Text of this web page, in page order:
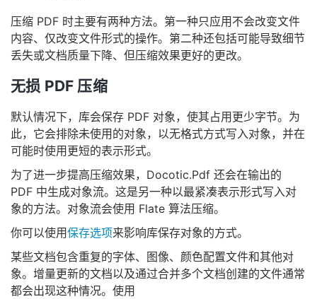
压缩 PDF 时主要有两种方法。第一种只应用不会改变文件
内容、仅改变文件形式的操作。第二种还包括可能导致细节
丢失或文档质量下降、但压缩效果更好的更改。
无损 PDF 压缩
默认情况下，库会保存 PDF 对象，使其占用更少字节。为
此，它会排除未使用的对象，以无格式方式写入对象，并在
可能时使用更短的表示形式。
为了进一步提高压缩效果，Docotic.Pdf 还会在输出的
PDF 中生成对象流。这是另一种以最紧凑表示形式写入对
象的方法。对象流会使用 Flate 算法压缩。
你可以使用保存选项来影响库保存对象的方式。
某些文档包含重复的字体、图像、颜色配置文件和其他对
象。增量更新的文档以及通过合并多个文档创建的文件通常
都会出现这种情况。使用